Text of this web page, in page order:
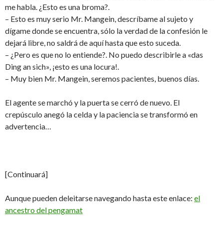
me habla. ¿Esto es una broma?.
– Esto es muy serio Mr. Mangein, descríbame al sujeto y
dígame donde se encuentra, sólo la verdad de la confesión le
dejará libre, no saldrá de aquí hasta que esto suceda.
– ¿Pero es que no lo entiende?. No puedo describirle a «das
Ding an sich», ¡esto es una locura!.
– Muy bien Mr. Mangein, seremos pacientes, buenos días.
El agente se marchó y la puerta se cerró de nuevo. El
crepúsculo anegó la celda y la paciencia se transformó en
advertencia…
[Continuará]
Aunque pueden deleitarse navegando hasta este enlace: el
ancestro del pengamat